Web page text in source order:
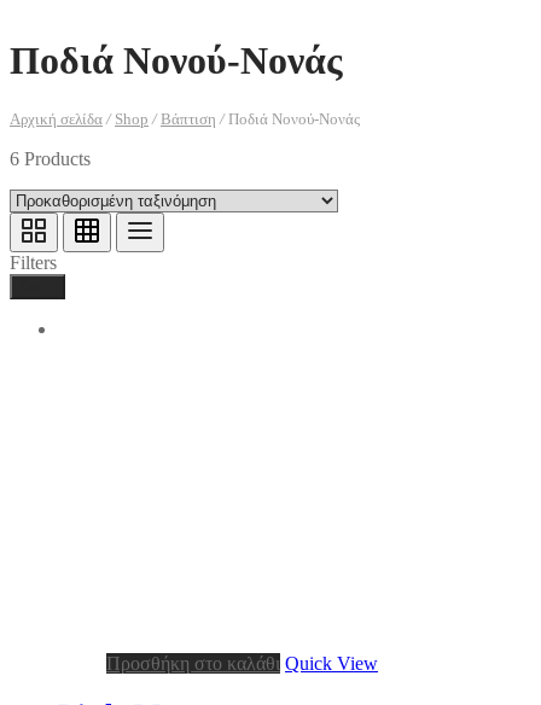
Ποδιά Νονού-Νονάς
Αρχική σελίδα / Shop / Βάπτιση /Ποδιά Νονού-Νονάς
6 Products
Filters
Προσθήκη στο καλάθι Quick View